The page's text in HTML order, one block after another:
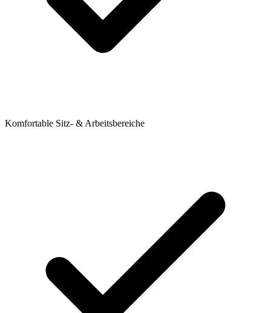
Komfortable Sitz- & Arbeitsbereiche